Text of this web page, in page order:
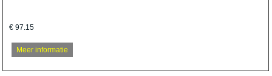
€ 97.15
Meer informatie